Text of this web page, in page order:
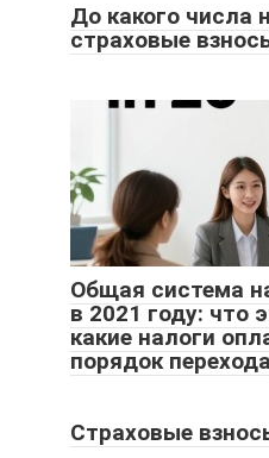
До какого числа
страховые
Общая система
в 2021 году: что
какие налоги
порядок
Страховые